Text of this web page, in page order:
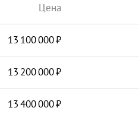
Цена
13 100 000
13 200 000
13 400 000